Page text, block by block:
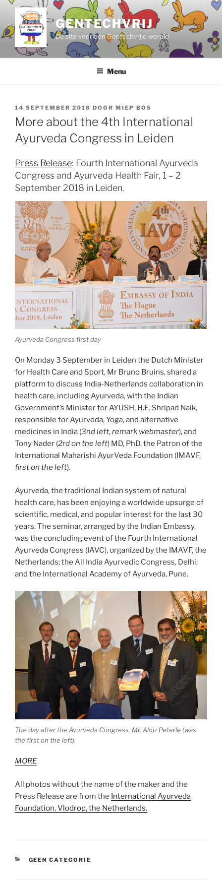
de
inhoud
GENTECHVRIJ
De site voor een Gentechvrije wereld
Menu
GEPLAATST
OP
14 SEPTEMBER 2018 DOOR MIEP BOS
More about the 4th International
Ayurveda Congress in Leiden
Press Release: Fourth International Ayurveda
Congress and Ayurveda Health Fair, 1 – 2
September 2018 in Leiden.
Ayurveda Congress first day
On Monday 3 September in Leiden the Dutch Minister
for Health Care and Sport, Mr Bruno Bruins, shared a
platform to discuss India-Netherlands collaboration in
health care, including Ayurveda, with the Indian
Government’s Minister for AYUSH, H.E. Shripad Naik,
responsible for Ayurveda, Yoga, and alternative
medicines in India (3nd left, remark webmaster), and
Tony Nader (2rd on the left) MD, PhD, the Patron of the
International Maharishi AyurVeda Foundation (IMAVF,
first on the left).
Ayurveda, the traditional Indian system of natural
health care, has been enjoying a worldwide upsurge of
scientific, medical, and popular interest for the last 30
years. The seminar, arranged by the Indian Embassy,
was the concluding event of the Fourth International
Ayurveda Congress (IAVC), organized by the IMAVF, the
Netherlands; the All India Ayurvedic Congress, Delhi;
and the International Academy of Ayurveda, Pune.
The day after the Ayurveda Congress, Mr. Alojz Peterle (was
the first on the left).
MORE
All photos without the name of the maker and the
Press Release are from the International Ayurveda
Foundation, Vlodrop, the Netherlands.
CATEGORIEËN
GEEN CATEGORIE